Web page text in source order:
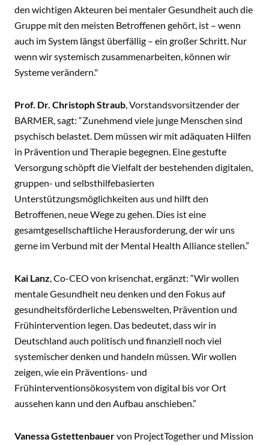
den wichtigen Akteuren bei mentaler Gesundheit auch die
Gruppe mit den meisten Betroffenen gehört, ist – wenn
auch im System längst überfällig – ein großer Schritt. Nur
wenn wir systemisch zusammenarbeiten, können wir
Systeme verändern."
Prof. Dr. Christoph Straub, Vorstandsvorsitzender der
BARMER, sagt: “Zunehmend viele junge Menschen sind
psychisch belastet. Dem müssen wir mit adäquaten Hilfen
in Prävention und Therapie begegnen. Eine gestufte
Versorgung schöpft die Vielfalt der bestehenden digitalen,
gruppen- und selbsthilfebasierten
Unterstützungsmöglichkeiten aus und hilft den
Betroffenen, neue Wege zu gehen. Dies ist eine
gesamtgesellschaftliche Herausforderung, der wir uns
gerne im Verbund mit der Mental Health Alliance stellen.”
Kai Lanz, Co-CEO von krisenchat, ergänzt: “Wir wollen
mentale Gesundheit neu denken und den Fokus auf
gesundheitsförderliche Lebenswelten, Prävention und
Frühintervention legen. Das bedeutet, dass wir in
Deutschland auch politisch und finanziell noch viel
systemischer denken und handeln müssen. Wir wollen
zeigen, wie ein Präventions- und
Frühinterventionsökosystem von digital bis vor Ort
aussehen kann und den Aufbau anschieben.”
Vanessa Gstettenbauervon ProjectTogether und Mission